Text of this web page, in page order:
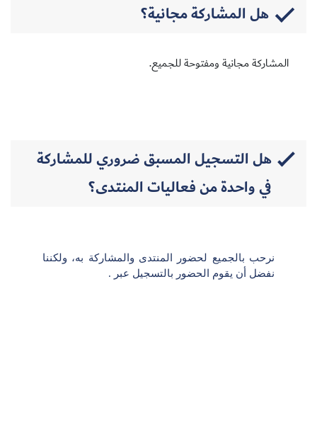
هل المشاركة مجانية؟
المشاركة مجانية ومفتوحة للجميع.
هل التسجيل المسبق ضروري للمشاركة
في واحدة من فعاليات المنتدى؟
نرحب بالجميع لحضور المنتدى والمشاركة به، ولكننا
نفضل أن يقوم الحضور بالتسجيل عبر .